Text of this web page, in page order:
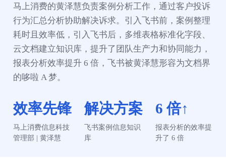
马上消费的黄泽慧负责案例分析工作，通过客户投诉
行为汇总分析协助解决诉求。引入飞书前，案例整理
耗时且效率低，引入飞书后，多维表格标准化字段、
云文档建立知识库，提升了团队生产力和协同能力，
报表分析效率提升 6 倍，飞书被黄泽慧形容为文档界
的哆啦 A 梦。
效率先锋
马上消费信息科技
管理部 | 黄泽慧
解决方案
飞书案例信息知识
6 倍↑
报表分析的效率提
升了 6 倍